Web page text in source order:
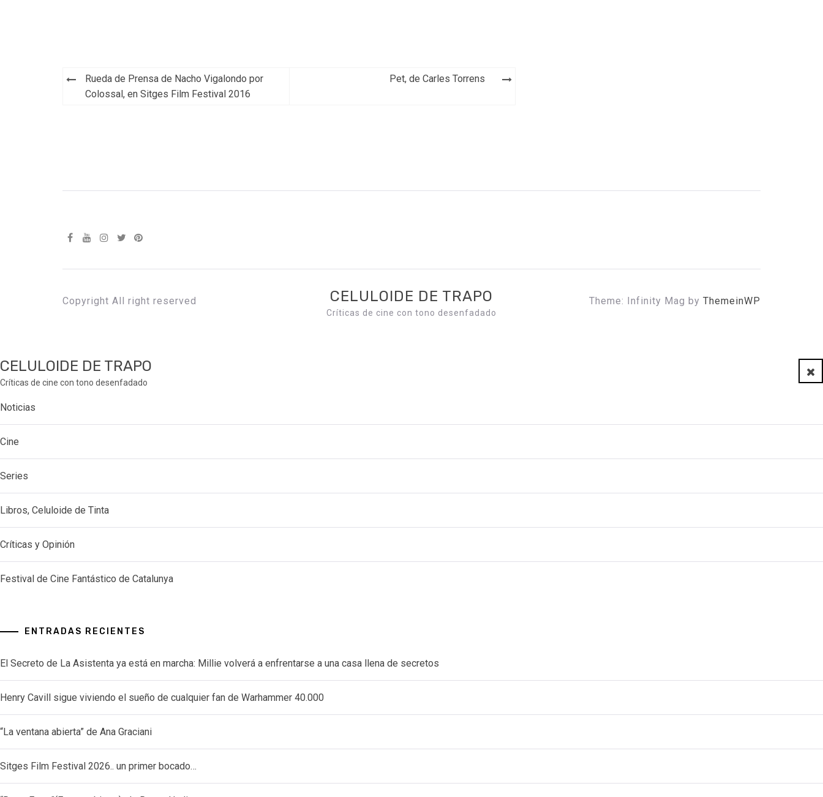
Navegación
Rueda de Prensa de Nacho Vigalondo por
Colossal, en Sitges Film Festival 2016
Pet, de Carles Torrens
Copyright All right reserved CELULOIDE DE TRAPO
Críticas de cine con tono desenfadado
Theme: Infinity Mag by ThemeinWP
CELULOIDE DE TRAPO
Críticas de cine con tono desenfadado
Noticias
Cine
Series
Libros, Celuloide de Tinta
Críticas y Opinión
Festival de Cine Fantástico de Catalunya
ENTRADAS RECIENTES
El Secreto de La Asistenta ya está en marcha: Millie volverá a enfrentarse a una casa llena de secretos
Henry Cavill sigue viviendo el sueño de cualquier fan de Warhammer 40.000
“La ventana abierta” de Ana Graciani
Sitges Film Festival 2026.. un primer bocado…